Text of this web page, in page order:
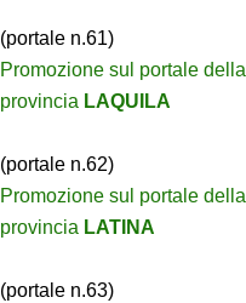
(portale n.61)
Promozione sul portale della
provincia LAQUILA
(portale n.62)
Promozione sul portale della
provincia LATINA
(portale n.63)